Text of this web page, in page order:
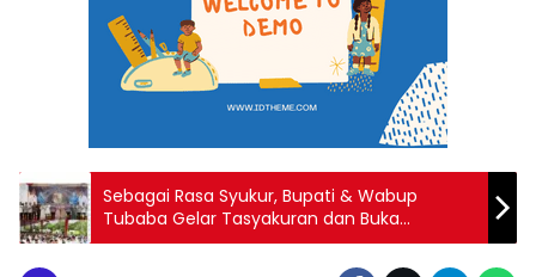
Sebagai Rasa Syukur, Bupati & Wabup
Tubaba Gelar Tasyakuran dan Buka
Bersama